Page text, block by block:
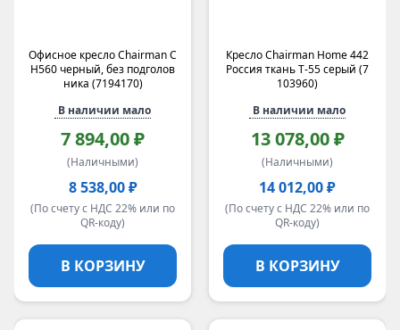
Офисное кресло Chairman C
H560 черный, без подголов
ника (7194170)
В наличии мало
7 894,00 ₽
(Наличными)
8 538,00 ₽
(По счету с НДС 22% или по
QR-коду)
В КОРЗИНУ
Кресло Chairman Home 442
Россия ткань Т-55 серый (7
103960)
В наличии мало
13 078,00 ₽
(Наличными)
14 012,00 ₽
(По счету с НДС 22% или по
QR-коду)
В КОРЗИНУ